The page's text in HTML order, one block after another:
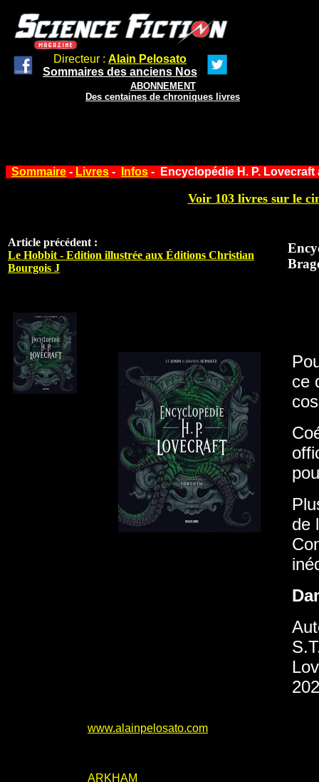
Directeur : Alain Pelosato
Sommaires des anciens Nos
ABONNEMENT
Des centaines de chroniques livres
Sommaire - Livres - Infos - Encyclopédie H. P.
Voir 103 livres sur le
Article précédent :
Le Hobbit - Edition illustrée aux Éditions Christian
Bourgois J
ce
de
www.alainpelosato.com
ARKHAM